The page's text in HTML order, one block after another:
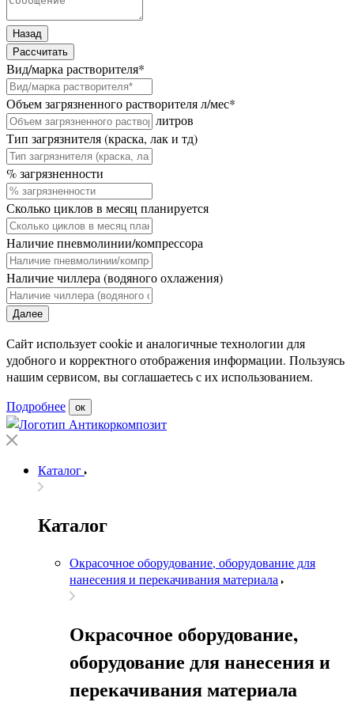
Назад
Рассчитать
Вид/марка растворителя*
Объем загрязненного растворителя л/мес*
литров
Тип загрязнителя (краска, лак и тд)
% загрязненности
Сколько циклов в месяц планируется
Наличие пневмолинии/компрессора
Наличие чиллера (водяного охлажения)
Далее
Сайт использует cookie и аналогичные технологии для
удобного и корректного отображения информации. Пользуясь
нашим сервисом, вы соглашаетесь с их использованием.
Подробнее
ок
Каталог
Каталог
Окрасочное оборудование, оборудование для
нанесения и перекачивания материала
Окрасочное оборудование,
оборудование для нанесения и
перекачивания материала